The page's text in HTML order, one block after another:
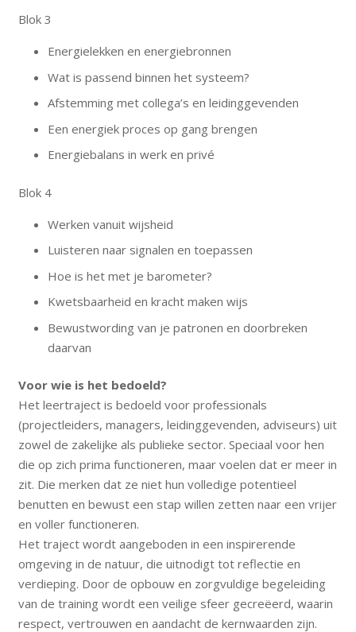
Blok 3
Energielekken en energiebronnen
Wat is passend binnen het systeem?
Afstemming met collega’s en leidinggevenden
Een energiek proces op gang brengen
Energiebalans in werk en privé
Blok 4
Werken vanuit wijsheid
Luisteren naar signalen en toepassen
Hoe is het met je barometer?
Kwetsbaarheid en kracht maken wijs
Bewustwording van je patronen en doorbreken
daarvan
Voor wie is het bedoeld?
Het leertraject is bedoeld voor professionals
(projectleiders, managers, leidinggevenden, adviseurs) uit
zowel de zakelijke als publieke sector. Speciaal voor hen
die op zich prima functioneren, maar voelen dat er meer in
zit. Die merken dat ze niet hun volledige potentieel
benutten en bewust een stap willen zetten naar een vrijer
en voller functioneren.
Het traject wordt aangeboden in een inspirerende
omgeving in de natuur, die uitnodigt tot reflectie en
verdieping. Door de opbouw en zorgvuldige begeleiding
van de training wordt een veilige sfeer gecreëerd, waarin
respect, vertrouwen en aandacht de kernwaarden zijn.